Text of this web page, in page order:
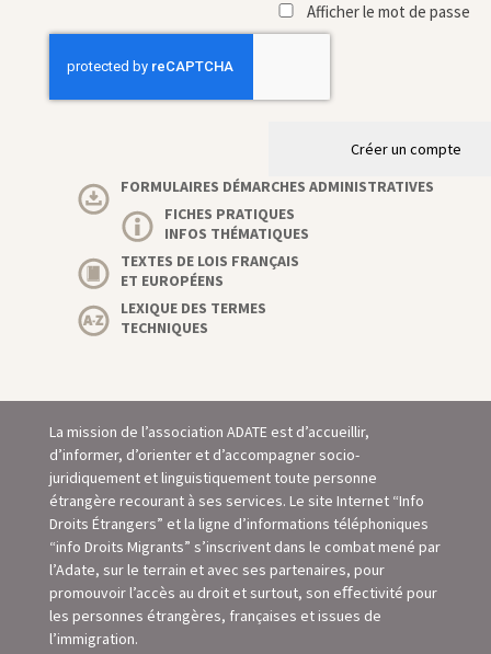
Afficher le mot de passe
Créer un compte
FORMULAIRES DÉMARCHES ADMINISTRATIVES
FICHES PRATIQUES
INFOS THÉMATIQUES
TEXTES DE LOIS FRANÇAIS
ET EUROPÉENS
LEXIQUE DES TERMES
TECHNIQUES
La mission de l’association ADATE est d’accueillir,
d’informer, d’orienter et d’accompagner socio-
juridiquement et linguistiquement toute personne
étrangère recourant à ses services. Le site Internet “Info
Droits Étrangers” et la ligne d’informations téléphoniques
“info Droits Migrants” s’inscrivent dans le combat mené par
l’Adate, sur le terrain et avec ses partenaires, pour
promouvoir l’accès au droit et surtout, son eﬀectivité pour
les personnes étrangères, françaises et issues de
l’immigration.